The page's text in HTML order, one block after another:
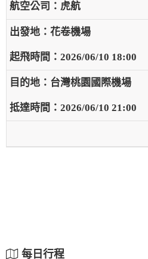
虎航
花卷機場
2026/06/10 18:00
台灣桃園國際機場
2026/06/10 21:00
每日行程